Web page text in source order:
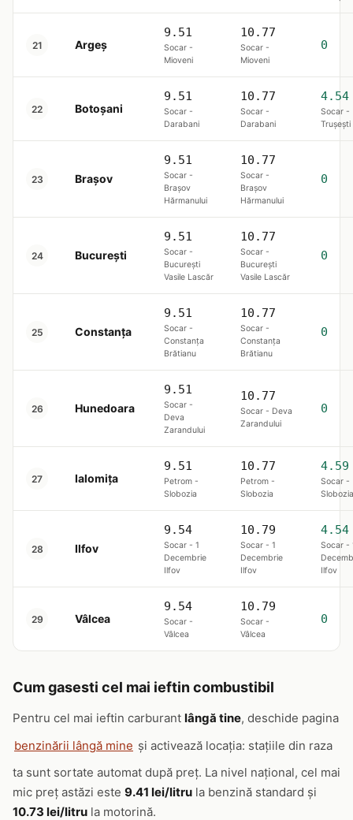
21 Argeș
9.51
Socar -
Mioveni
10.77
Socar -
Mioveni
0
22 Botoșani
9.51
Socar -
Darabani
10.77
Socar -
Darabani
4.54
Socar -
Trușești
23 Brașov
9.51
Socar -
Brașov
Hărmanului
10.77
Socar -
Brașov
Hărmanului
0
24 Bucureşti
9.51
Socar -
București
Vasile Lascăr
10.77
Socar -
București
Vasile Lascăr
0
25 Constanța
9.51
Socar -
Constanța
Brătianu
10.77
Socar -
Constanța
Brătianu
0
26 Hunedoara
9.51
Socar -
Deva
Zarandului
10.77
Socar - Deva
Zarandului
0
27 Ialomița
9.51
Petrom -
Slobozia
10.77
Petrom -
Slobozia
4.59
Socar -
Slobozia
28 Ilfov
9.54
Socar - 1
Decembrie
Ilfov
10.79
Socar - 1
Decembrie
Ilfov
4.54
Socar -
Ilfov
29 Vâlcea
9.54
Socar -
Vâlcea
10.79
Socar -
Vâlcea
0
Cum gasesti cel mai ieftin combustibil
Pentru cel mai ieftin carburant lângă tine, deschide pagina
benzinării lângă mine și activează locația: stațiile din raza
ta sunt sortate automat după preț. La nivel național, cel mai
mic preț astăzi este 9.41 lei/litru la benzină standard și
10.73 lei/litru la motorină.